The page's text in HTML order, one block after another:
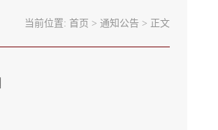
当前位置: 首页 > 通知公告 > 正文